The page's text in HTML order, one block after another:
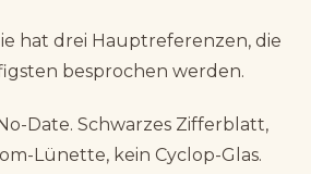
hat drei Hauptreferenzen, die
besprochen werden.
Date. Schwarzes Zifferblatt,
Lünette, kein Cyclop-Glas.